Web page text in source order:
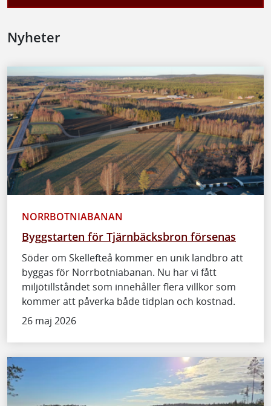
Nyheter
NORRBOTNIABANAN
Byggstarten för Tjärnbäcksbron försenas
Söder om Skellefteå kommer en unik landbro att
byggas för Norrbotniabanan. Nu har vi fått
miljötillståndet som innehåller flera villkor som
kommer att påverka både tidplan och kostnad.
26 maj 2026